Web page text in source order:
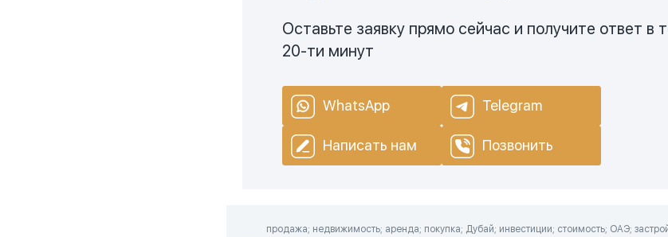
Оставьте заявку прямо сейчас и получите ответ в
20-ти минут
WhatsApp Telegram
Написать нам Позвонить
продажа; недвижимость; аренда; покупка; Дубай; инвестиции; стоимость; ОАЭ;